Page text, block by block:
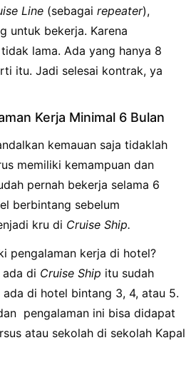
Line (sebagai repeater),
untuk bekerja. Karena
lama. Ada yang hanya 8
itu. Jadi selesai kontrak, ya
Kerja Minimal 6 Bulan
kemauan saja tidaklah
memiliki kemampuan dan
pernah bekerja selama 6
berbintang sebelum
kru di Cruise Ship.
pengalaman kerja di hotel?
di Cruise Ship itu sudah
di hotel bintang 3, 4, atau 5.
pengalaman ini bisa didapat
atau sekolah di sekolah Kapal